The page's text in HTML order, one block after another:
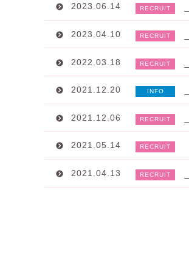
2023.06.14
2023.04.10
2022.03.18
2021.12.20
2021.12.06
2021.05.14
2021.04.13